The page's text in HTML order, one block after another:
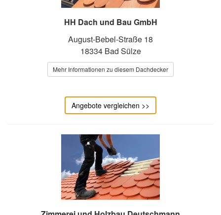
HH Dach und Bau GmbH
August-Bebel-Straße 18
18334 Bad Sülze
Mehr Informationen zu diesem Dachdecker
Angebote vergleichen >>